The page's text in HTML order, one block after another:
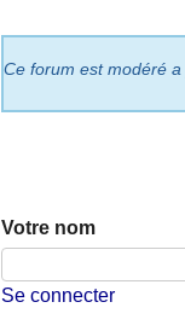
Ce forum est modéré a
Votre nom
Se connecter